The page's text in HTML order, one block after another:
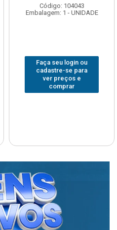
Código: 104051
Embalagem: 1 - UNIDADE
Faça seu login ou
cadastre-se para
ver preços e
comprar